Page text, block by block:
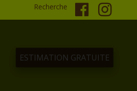
Recherche
ESTIMATION GRATUITE